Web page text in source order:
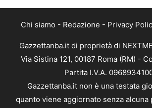
Chi siamo - Redazione - Privacy
Gazzettanba.it di proprietà di
Via Sistina 121, 00187 Roma (RM) -
Partita I.V.A.
Gazzettanba.it non è una testata
quanto viene aggiornato senza alcuna